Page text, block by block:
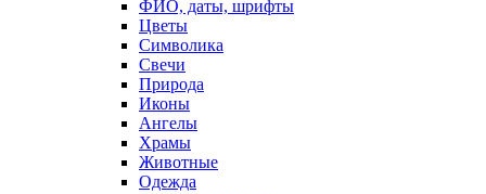
ФИО, даты, шрифты
Цветы
Символика
Свечи
Природа
Иконы
Ангелы
Храмы
Животные
Одежда